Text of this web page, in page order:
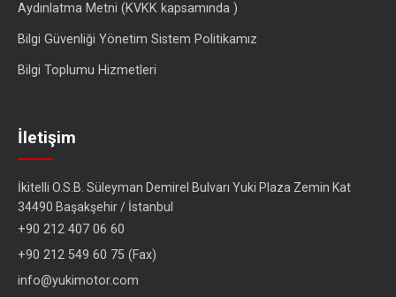
Aydınlatma Metni (KVKK kapsamında )
Bilgi Güvenliği Yönetim Sistem Politikamız
Bilgi Toplumu Hizmetleri
İletişim
İkitelli O.S.B. Süleyman Demirel Bulvarı Yuki Plaza Zemin Kat
34490 Başakşehir / İstanbul
+90 212 407 06 60
+90 212 549 60 75 (Fax)
info@yukimotor.com